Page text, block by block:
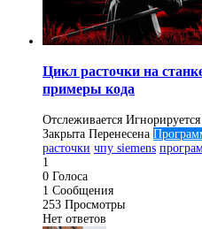
Цикл расточки на
примеры кода
Отслеживается Игнорируется
Закрыта Перенесена
расточки чпу siemens
1
0 Голоса
1 Сообщения
253 Просмотры
Нет ответов